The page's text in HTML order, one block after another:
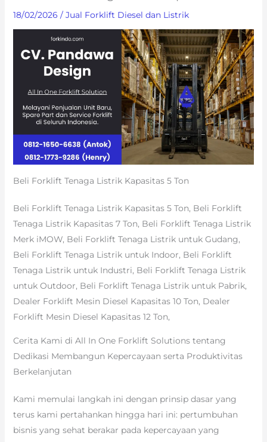
18/02/2026 / Jual Forklift Diesel dan Listrik
Beli Forklift Tenaga Listrik Kapasitas 5 Ton
Beli Forklift Tenaga Listrik Kapasitas 5 Ton, Beli Forklift
Tenaga Listrik Kapasitas 7 Ton, Beli Forklift Tenaga Listrik
Merk iMOW, Beli Forklift Tenaga Listrik untuk Gudang,
Beli Forklift Tenaga Listrik untuk Indoor, Beli Forklift
Tenaga Listrik untuk Industri, Beli Forklift Tenaga Listrik
untuk Outdoor, Beli Forklift Tenaga Listrik untuk Pabrik,
Dealer Forklift Mesin Diesel Kapasitas 10 Ton, Dealer
Forklift Mesin Diesel Kapasitas 12 Ton,
Cerita Kami di All In One Forklift Solutions tentang
Dedikasi Membangun Kepercayaan serta Produktivitas
Berkelanjutan
Kami memulai langkah ini dengan prinsip dasar yang
terus kami pertahankan hingga hari ini: pertumbuhan
bisnis yang sehat berakar pada kepercayaan yang